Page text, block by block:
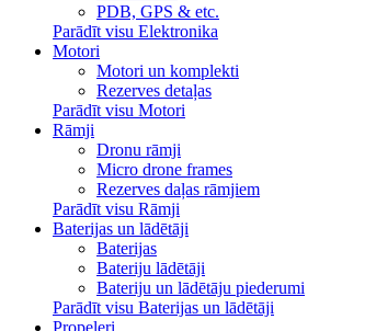
PDB, GPS & etc.
Parādīt visu Elektronika
Motori
Motori un komplekti
Rezerves detaļas
Parādīt visu Motori
Rāmji
Dronu rāmji
Micro drone frames
Rezerves daļas rāmjiem
Parādīt visu Rāmji
Baterijas un lādētāji
Baterijas
Bateriju lādētāji
Bateriju un lādētāju piederumi
Parādīt visu Baterijas un lādētāji
Propeleri